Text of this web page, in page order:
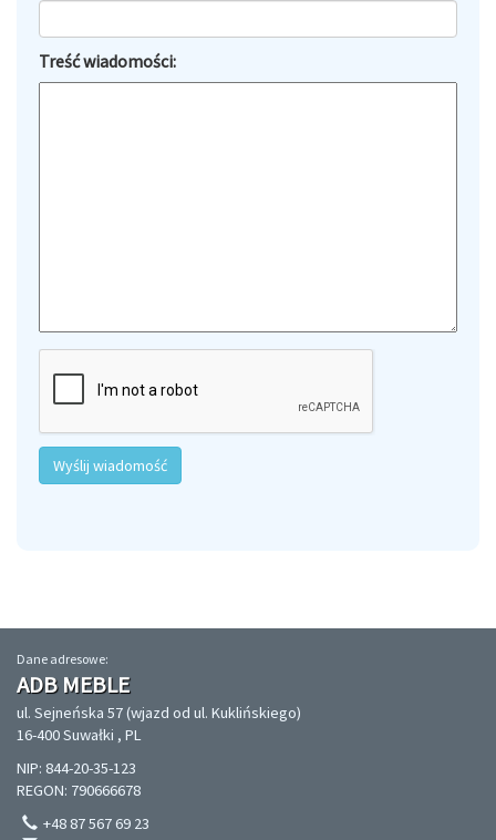
Treść wiadomości:
Wyślij wiadomość
Dane adresowe:
ADB MEBLE
ul. Sejneńska 57 (wjazd od ul. Kuklińskiego)
16-400 Suwałki , PL
NIP: 844-20-35-123
REGON: 790666678
+48 87 567 69 23